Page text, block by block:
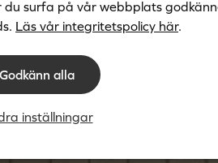
du surfa på vår webbplats
Läs vår integritetspolicy här.
Godkänn alla
inställningar